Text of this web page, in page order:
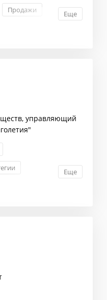
Продажи
Еще
управляющий
Еще